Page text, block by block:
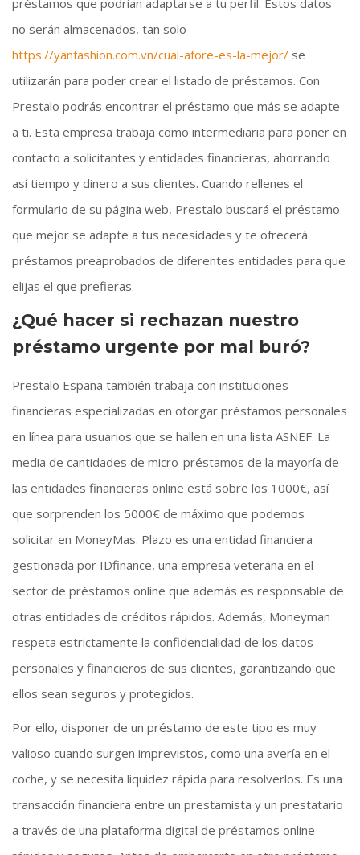
préstamos que podrían adaptarse a tu perfil. Estos datos
no serán almacenados, tan solo
https://yanfashion.com.vn/cual-afore-es-la-mejor/ se
utilizarán para poder crear el listado de préstamos. Con
Prestalo podrás encontrar el préstamo que más se adapte
a ti. Esta empresa trabaja como intermediaria para poner en
contacto a solicitantes y entidades financieras, ahorrando
así tiempo y dinero a sus clientes. Cuando rellenes el
formulario de su página web, Prestalo buscará el préstamo
que mejor se adapte a tus necesidades y te ofrecerá
préstamos preaprobados de diferentes entidades para que
elijas el que prefieras.
¿Qué hacer si rechazan nuestro
préstamo urgente por mal buró?
Prestalo España también trabaja con instituciones
financieras especializadas en otorgar préstamos personales
en línea para usuarios que se hallen en una lista ASNEF. La
media de cantidades de micro-préstamos de la mayoría de
las entidades financieras online está sobre los 1000€, así
que sorprenden los 5000€ de máximo que podemos
solicitar en MoneyMas. Plazo es una entidad financiera
gestionada por IDfinance, una empresa veterana en el
sector de préstamos online que además es responsable de
otras entidades de créditos rápidos. Además, Moneyman
respeta estrictamente la confidencialidad de los datos
personales y financieros de sus clientes, garantizando que
ellos sean seguros y protegidos.
Por ello, disponer de un préstamo de este tipo es muy
valioso cuando surgen imprevistos, como una avería en el
coche, y se necesita liquidez rápida para resolverlos. Es una
transacción financiera entre un prestamista y un prestatario
a través de una plataforma digital de préstamos online